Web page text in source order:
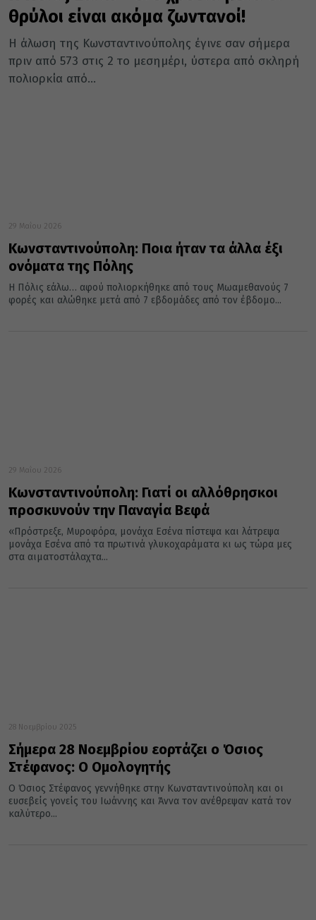
θρύλοι είναι ακόμα ζωντανοί!
Η άλωση της Κωνσταντινούπολης έγινε σαν σήμερα
πριν από 573 στις 2 το μεσημέρι, ύστερα από σκληρή
πολιορκία από...
29 Μαΐου 2026
Κωνσταντινούπολη: Ποια ήταν τα άλλα έξι
ονόματα της Πόλης
Η Πόλις εάλω… αφού πολιορκήθηκε από τους Μωαμεθανούς 7
φορές και αλώθηκε μετά από 7 εβδομάδες από τον έβδομο...
29 Μαΐου 2026
Κωνσταντινούπολη: Γιατί οι αλλόθρησκοι
προσκυνούν την Παναγία Βεφά
«Πρόστρεξε, Μυροφόρα, μονάχα Εσένα πίστεψα και λάτρεψα
μονάχα Εσένα από τα πρωτινά γλυκοχαράματα κι ως τώρα μες
στα αιματοστάλαχτα...
28 Νοεμβρίου 2025
Σήμερα 28 Νοεμβρίου εορτάζει ο Όσιος
Στέφανος: Ο Ομολογητής
Ο Όσιος Στέφανος γεννήθηκε στην Κωνσταντινούπολη και οι
ευσεβείς γονείς του Ιωάννης και Άννα τον ανέθρεψαν κατά τον
καλύτερο...